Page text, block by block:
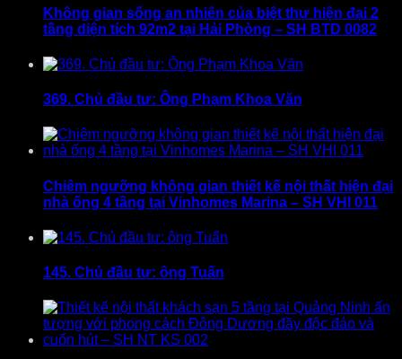
Không gian sống an nhiên của biệt thự hiện đại 2
tầng diện tích 92m2 tại Hải Phòng – SH BTD 0082
369. Chủ đầu tư: Ông Phạm Khoa Văn
Chiêm ngưỡng không gian thiết kế nội thất hiện đại
nhà ống 4 tầng tại Vinhomes Marina – SH VHI 011
145. Chủ đầu tư: ông Tuấn